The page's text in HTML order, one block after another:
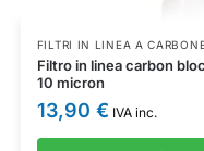
FILTRI IN LINEA A
Filtro in linea carbon
10 micron
13,90 € IVA inc.